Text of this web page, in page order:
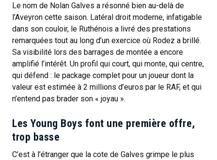
Le nom de Nolan Galves a résonné bien au-delà de
l’Aveyron cette saison. Latéral droit moderne, infatigable
dans son couloir, le Ruthénois a livré des prestations
remarquées tout au long d’un exercice où Rodez a brillé.
Sa visibilité lors des barrages de montée a encore
amplifié l’intérêt. Un profil qui court, qui monte, qui centre,
qui défend : le package complet pour un joueur dont la
valeur est estimée à 2 millions d’euros par le RAF, et qui
n’entend pas brader son « joyau ».
Les Young Boys font une première offre,
trop basse
C’est à l’étranger que la cote de Galves grimpe le plus